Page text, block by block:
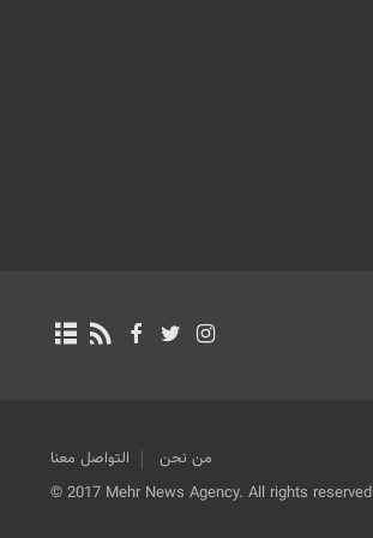
من نحن
التواصل معنا
© 2017 Mehr News Agency. All rights reserved